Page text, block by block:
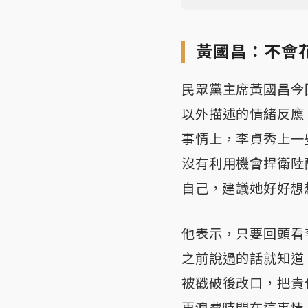
黃國昌：不會
民眾黨主席黃國昌
以外描述的情緒反
事情上，李貞秀上
沒有利用機會捍衛
自己，建議她好好
他表示，只要回頭
之前說過的話就知
被戳破後改口，把